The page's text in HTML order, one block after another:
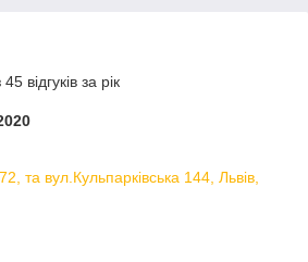
відгуків за рік
та вул.Кульпарківська 144, Львів,